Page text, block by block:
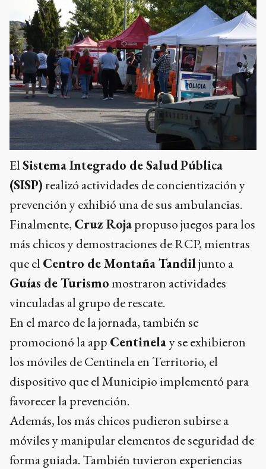
ElSistema Integrado de SaludPública
(SISP)realizó actividades de concientización y
prevención y exhibió una de sus ambulancias.
Finalmente, Cruz Rojapropuso juegos para los
más chicos y demostraciones de RCP, mientras
que el Centro de Montaña Tandiljunto a
Guías de Turismomostraron actividades
vinculadas al grupo de rescate.
En el marco de la jornada, también se
promocionó la app Centinelay se exhibieron
los móviles de Centinela en Territorio, el
dispositivo que el Municipio implementó para
favorecer la prevención.
Además, los más chicos pudieron subirse a
móviles y manipular elementos de seguridad de
forma guiada. También tuvieron experiencias